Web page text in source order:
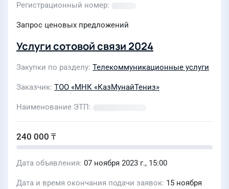
Регистрационный номер
Запрос ценовых предложений
Услуги сотовой связи 2024
Закупки по разделу Телекоммуникационные услуги
Заказчик ТОО «МНК «КазМунайТениз»
Наименование ЭТП
240 000 ₸
Дата объявления 07 ноября 2023 г., 15:00
Дата и время окончания подачи заявок 15 ноября